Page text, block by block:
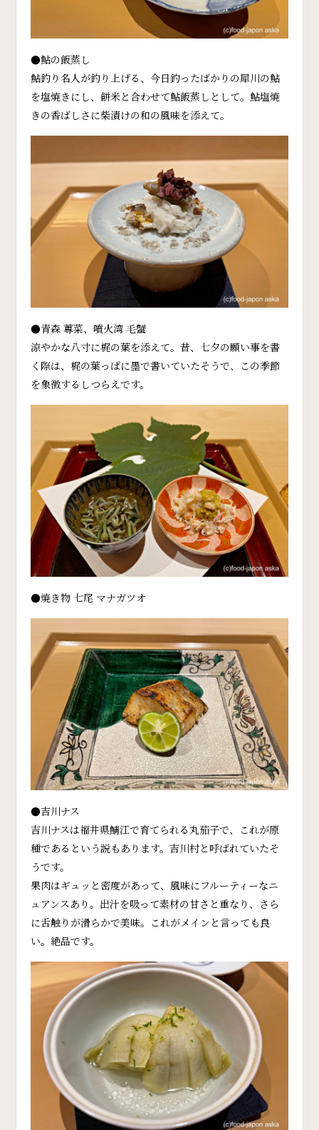
●鮎の飯蒸し
鮎釣り名人が釣り上げる、今日釣ったばかりの犀川の鮎
を塩焼きにし、餅米と合わせて鮎飯蒸しとして。鮎塩焼
きの香ばしさに柴漬けの和の風味を添えて。
●青森 蓴菜、噴火湾 毛蟹
涼やかな八寸に梶の葉を添えて。昔、七夕の願い事を書
く際は、梶の葉っぱに墨で書いていたそうで、この季節
を象徴するしつらえです。
●焼き物 七尾 マナガツオ
●吉川ナス
吉川ナスは福井県鯖江で育てられる丸茄子で、これが原
種であるという説もあります。吉川村と呼ばれていたそ
うです。
果肉はギュッと密度があって、風味にフルーティーなニ
ュアンスあり。出汁を吸って素材の甘さと重なり、さら
に舌触りが滑らかで美味。これがメインと言っても良
い。絶品です。